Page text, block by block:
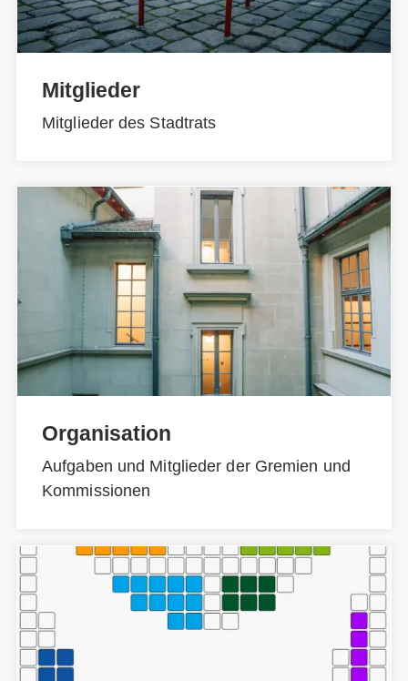
Mitglieder
Mitglieder des Stadtrats
Organisation
Aufgaben und Mitglieder der Gremien und
Kommissionen